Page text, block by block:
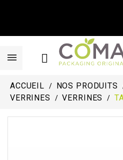
ACCUEIL NOS PRODUITS
VERRINES
VERRINES